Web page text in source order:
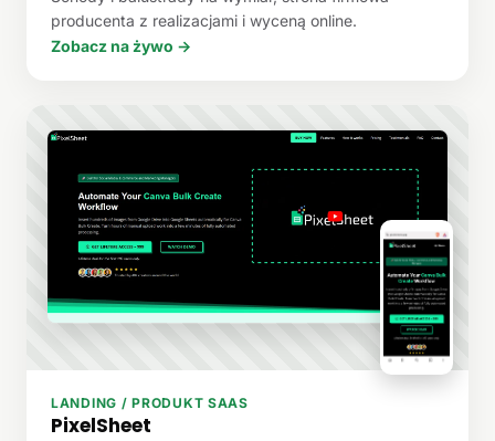
producenta z realizacjami i wyceną online.
Zobacz na żywo →
LANDING / PRODUKT SAAS
PixelSheet